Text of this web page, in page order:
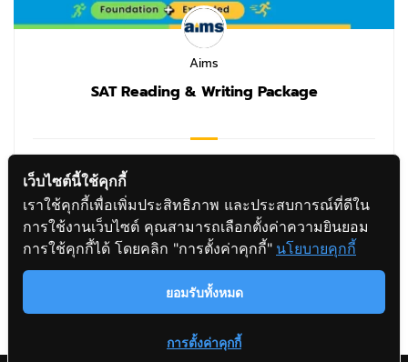
Aims
SAT Reading & Writing Package
1 2 3 4 … 8 9 10
สอบถามข้อมูล
เว็บไซต์นี้ใช้คุกกี้
เราใช้คุกกี้เพื่อเพิ่มประสิทธิภาพ และประสบการณ์ที่ดีใน
การใช้งานเว็บไซต์ คุณสามารถเลือกตั้งค่าความยินยอม
การใช้คุกกี้ได้ โดยคลิก "การตั้งค่าคุกกี้" นโยบายคุกกี้
ยอมรับทั้งหมด
การตั้งค่าคุกกี้